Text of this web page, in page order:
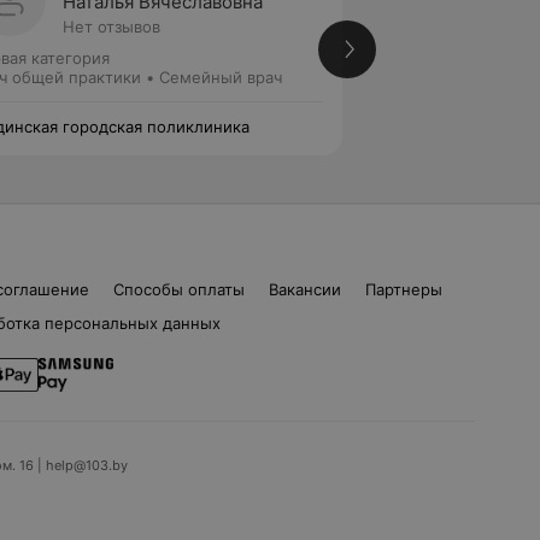
Нет отзывов
категория
общей практики • Семейный врач
городская поликлиника
Способы оплаты Вакансии
Партнеры
персональных данных
16 | help@103.by